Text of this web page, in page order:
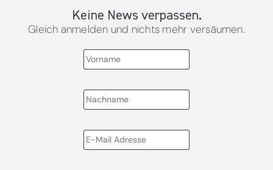
Keine News verpassen.
Gleich anmelden und nichts mehr versäumen.